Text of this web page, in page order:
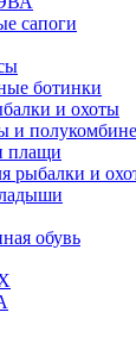
сапоги
ботинки
и охоты
и
плащи
рыбалки и
обувь